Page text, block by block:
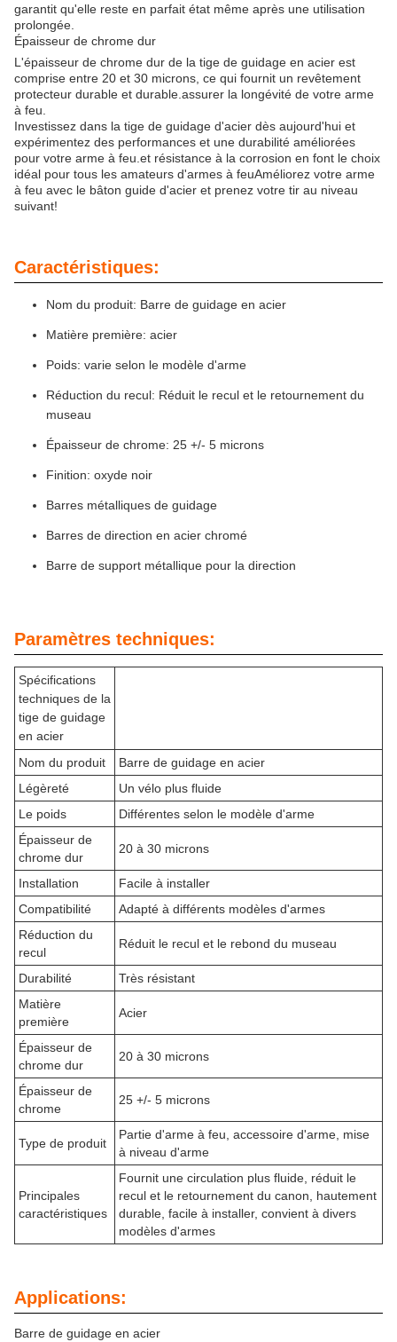
garantit qu'elle reste en parfait état même après une utilisation
prolongée.
Épaisseur de chrome dur
L'épaisseur de chrome dur de la tige de guidage en acier est
comprise entre 20 et 30 microns, ce qui fournit un revêtement
protecteur durable et durable.assurer la longévité de votre arme
à feu.
Investissez dans la tige de guidage d'acier dès aujourd'hui et
expérimentez des performances et une durabilité améliorées
pour votre arme à feu.et résistance à la corrosion en font le choix
idéal pour tous les amateurs d'armes à feuAméliorez votre arme
à feu avec le bâton guide d'acier et prenez votre tir au niveau
suivant!
Caractéristiques:
Nom du produit: Barre de guidage en acier
Matière première: acier
Poids: varie selon le modèle d'arme
Réduction du recul: Réduit le recul et le retournement du
museau
Épaisseur de chrome: 25 +/- 5 microns
Finition: oxyde noir
Barres métalliques de guidage
Barres de direction en acier chromé
Barre de support métallique pour la direction
Paramètres techniques:
Spécifications
techniques de la
tige de guidage
en acier
Nom du produit
Barre de guidage en acier
Légèreté
Un vélo plus fluide
Le poids
Différentes selon le modèle d'arme
Épaisseur de
chrome dur
20 à 30 microns
Installation
Facile à installer
Compatibilité
Adapté à différents modèles d'armes
Réduction du
recul
Réduit le recul et le rebond du museau
Durabilité
Très résistant
Matière
première
Acier
Épaisseur de
chrome dur
20 à 30 microns
Épaisseur de
chrome
25 +/- 5 microns
Type de produit
Partie d'arme à feu, accessoire d'arme, mise
à niveau d'arme
Principales
caractéristiques
Fournit une circulation plus fluide, réduit le
recul et le retournement du canon, hautement
durable, facile à installer, convient à divers
modèles d'armes
Applications:
Barre de guidage en acier